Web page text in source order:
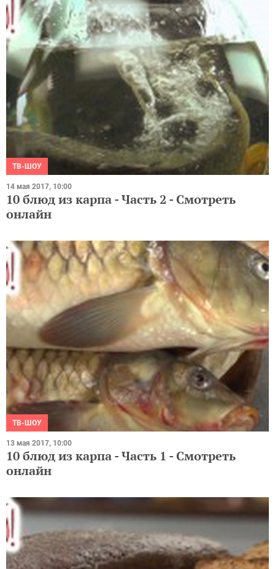
ТВ-ШОУ
14 мая 2017, 10:00
10 блюд из карпа - Часть 2 - Смотреть
онлайн
ТВ-ШОУ
13 мая 2017, 10:00
10 блюд из карпа - Часть 1 - Смотреть
онлайн